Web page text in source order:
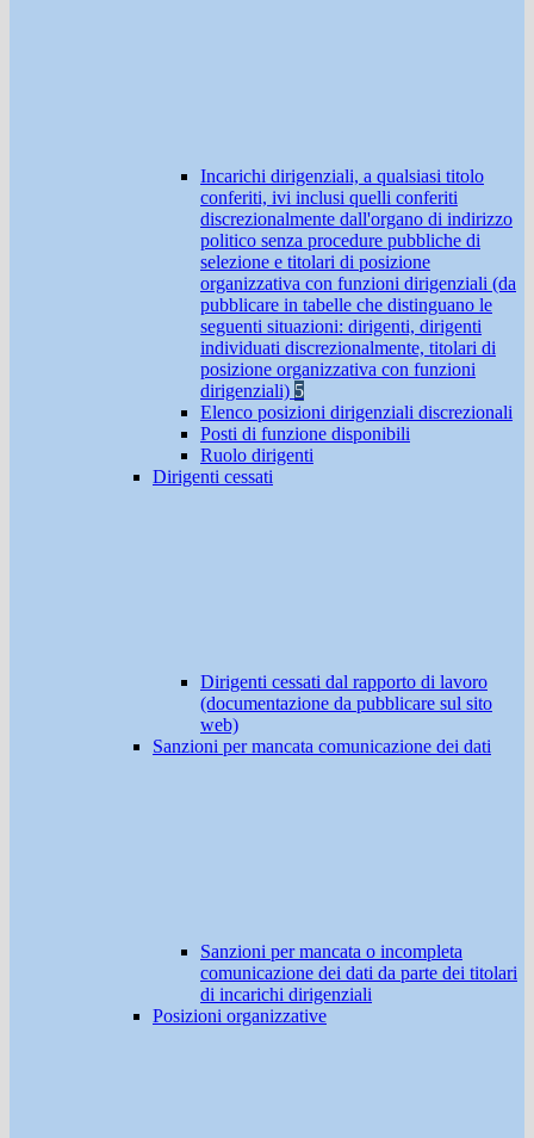
Incarichi dirigenziali, a qualsiasi titolo
conferiti, ivi inclusi quelli conferiti
discrezionalmente dall'organo di indirizzo
politico senza procedure pubbliche di
selezione e titolari di posizione
organizzativa con funzioni dirigenziali (da
pubblicare in tabelle che distinguano le
seguenti situazioni: dirigenti, dirigenti
individuati discrezionalmente, titolari di
posizione organizzativa con funzioni
dirigenziali) 5
Elenco posizioni dirigenziali discrezionali
Posti di funzione disponibili
Ruolo dirigenti
Dirigenti cessati
Dirigenti cessati dal rapporto di lavoro
(documentazione da pubblicare sul sito
web)
Sanzioni per mancata comunicazione dei dati
Sanzioni per mancata o incompleta
comunicazione dei dati da parte dei titolari
di incarichi dirigenziali
Posizioni organizzative